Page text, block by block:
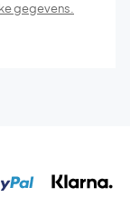
gegevens.